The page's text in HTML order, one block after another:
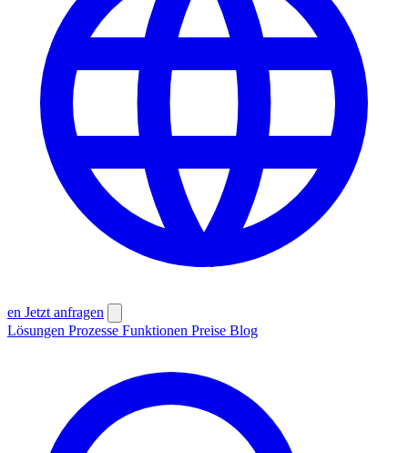
en Jetzt anfragen
Lösungen Prozesse Funktionen Preise Blog